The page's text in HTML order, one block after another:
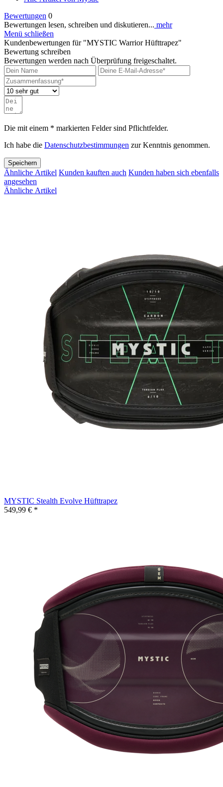
Bewertungen 0
Bewertungen lesen, schreiben und diskutieren... mehr
Menü schließen
Kundenbewertungen für "MYSTIC Warrior Hüfttrapez"
Bewertung schreiben
Bewertungen werden nach Überprüfung freigeschaltet.
Die mit einem * markierten Felder sind Pflichtfelder.
Ich habe die Datenschutzbestimmungen zur Kenntnis genommen.
Speichern
Ähnliche Artikel Kunden kauften auch Kunden haben sich ebenfalls
angesehen
Ähnliche Artikel
MYSTIC Stealth Evolve Hüfttrapez
549,99 € *